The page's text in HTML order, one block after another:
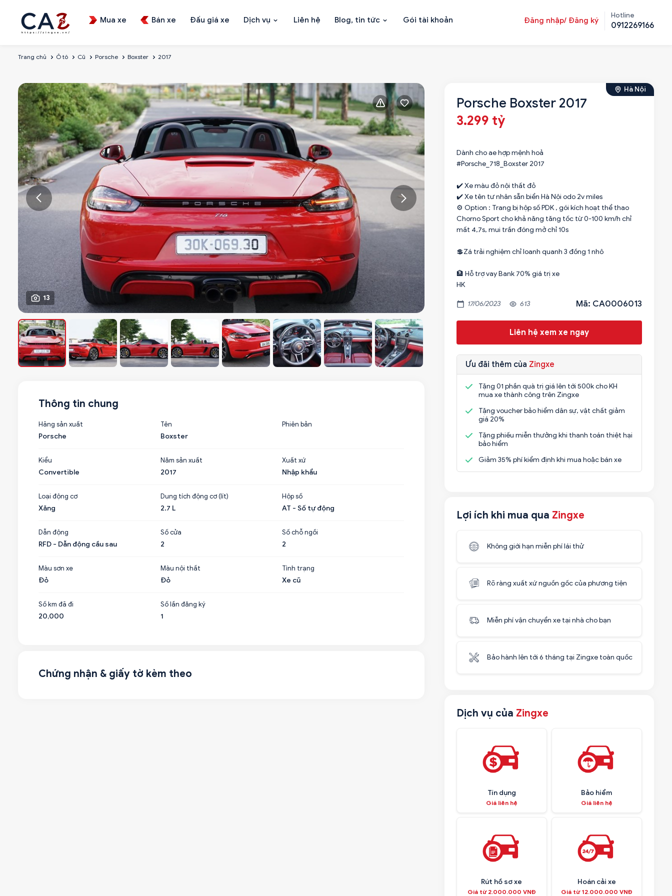
Mua xe Bán xe Đấu giá xe Dịch vụ Liên hệ Blog, tin tức Gói tài khoản Đăng nhập/ Đăng ký
Hotline
0912269166
Trang chủ Ô tô Cũ Porsche Boxster 2017
13
Hà Nội
Porsche Boxster 2017
3.299 tỷ
Dành cho ae hợp mệnh hoả
#Porsche_718_Boxster 2017
✔️ Xe màu đỏ nội thất đỏ
✔️ Xe tên tư nhân sẵn biển Hà Nội odo 2v miles
⚙️ Option : Trang bị hộp số PDK , gói kích hoạt thể thao
Chorno Sport cho khả năng tăng tốc từ 0-100 km/h chỉ
mất 4,7s, mui trần đóng mở chỉ 10s
💲Zá trải nghiệm chỉ loanh quanh 3 đồng 1 nhô
🏦 Hỗ trợ vay Bank 70% giá trị xe
HK
17/06/2023 613 Mã: CA0006013
Liên hệ xem xe ngay
Ưu đãi thêm của Zingxe
Tặng 01 phần quà trị giá lên tới 500k cho KH
mua xe thành công trên Zingxe
Tặng voucher bảo hiểm dân sự, vật chất giảm
giá 20%
Tặng phiếu miễn thưởng khi thanh toán thiệt hại
bảo hiểm
Giảm 35% phí kiểm định khi mua hoặc bán xe
Lợi ích khi mua qua Zingxe
Không giới hạn miễn phí lái thử
Rõ ràng xuất xứ nguồn gốc của phương tiện
Miễn phí vận chuyển xe tại nhà cho bạn
Bảo hành lên tới 6 tháng tại Zingxe toàn quốc
Dịch vụ của Zingxe
Tín dụng
Giá liên hệ
Bảo hiểm
Giá liên hệ
Rút hồ sơ xe
Giá từ 2.000.000 VNĐ
Hoán cải xe
Giá từ 12.000.000 VNĐ
Thông tin chung
Hãng sản xuất
Porsche
Tên
Boxster
Phiên bản
Kiểu
Convertible
Năm sản xuất
2017
Xuất xứ
Nhập khẩu
Loại động cơ
Xăng
Dung tích động cơ (lít)
2.7 L
Hộp số
AT - Số tự động
Dẫn động
RFD - Dẫn động cầu sau
Số cửa
2
Số chỗ ngồi
2
Màu sơn xe
Đỏ
Màu nội thất
Đỏ
Tình trạng
Xe cũ
Số km đã đi
20,000
Số lần đăng ký
1
Chứng nhận & giấy tờ kèm theo